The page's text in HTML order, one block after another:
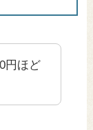
円ほど